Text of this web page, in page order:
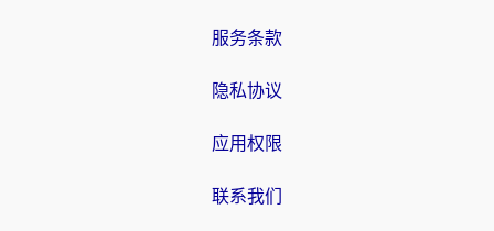
服务条款
隐私协议
应用权限
联系我们